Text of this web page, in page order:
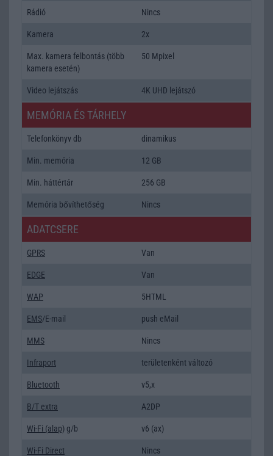
Rádió Nincs
Kamera 2x
Max. kamera felbontás (több
kamera esetén)
50 Mpixel
Video lejátszás 4K UHD lejátszó
MEMÓRIA ÉS TÁRHELY
Telefonkönyv db dinamikus
Min. memória 12 GB
Min. háttértár 256 GB
Memória bővíthetőség Nincs
ADATCSERE
GPRS Van
EDGE Van
WAP 5HTML
EMS/E-mail push eMail
MMS Nincs
Infraport területenként változó
Bluetooth v5,x
B/T extra A2DP
Wi-Fi (alap) g/b v6 (ax)
Wi-Fi Direct Nincs